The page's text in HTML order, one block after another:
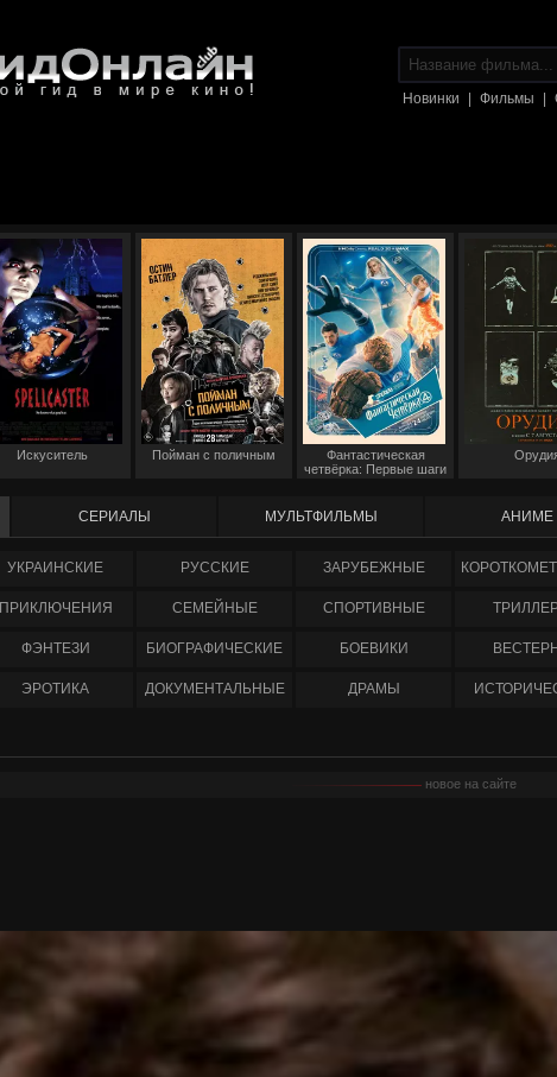
Новинки Фильмы
Искуситель Пойман с поличным
Фантастическая
четвёрка: Первые шаги
СЕРИАЛЫ МУЛЬТФИЛЬМЫ АНИМЕ
УКРАИНCКИЕ РУССКИЕ ЗАРУБЕЖНЫЕ
ПРИКЛЮЧЕНИЯ СЕМЕЙНЫЕ СПОРТИВНЫЕ
ФЭНТЕЗИ БИОГРАФИЧЕСКИЕ БОЕВИКИ
ЭРОТИКА ДОКУМЕНТАЛЬНЫЕ ДРАМЫ
новое на сайте